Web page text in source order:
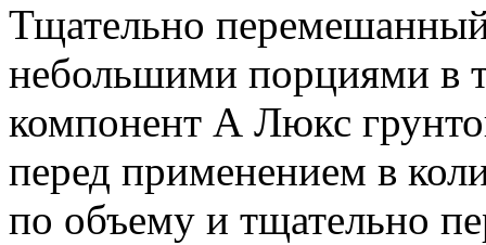
Тщательно
небольшими порциями в
компонент А Люкс
перед применением в
по объему и тщательно